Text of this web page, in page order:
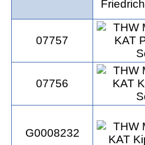
07757
07756
G0008232